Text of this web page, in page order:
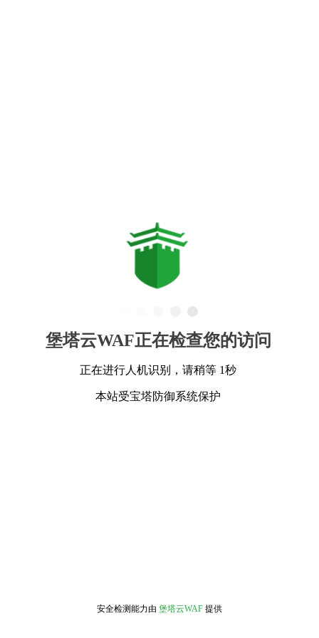
堡塔云WAF正在检查您的访问
正在进行人机识别，请稍等 1秒
本站受宝塔防御系统保护
安全检测能力由 堡塔云WAF 提供